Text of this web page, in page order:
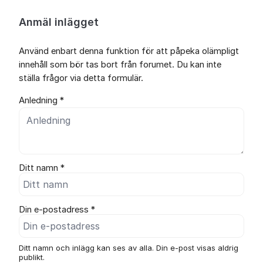
Anmäl inlägget
Använd enbart denna funktion för att påpeka olämpligt
innehåll som bör tas bort från forumet. Du kan inte
ställa frågor via detta formulär.
Anledning *
Ditt namn *
Din e-postadress *
Ditt namn och inlägg kan ses av alla. Din e-post visas aldrig
publikt.